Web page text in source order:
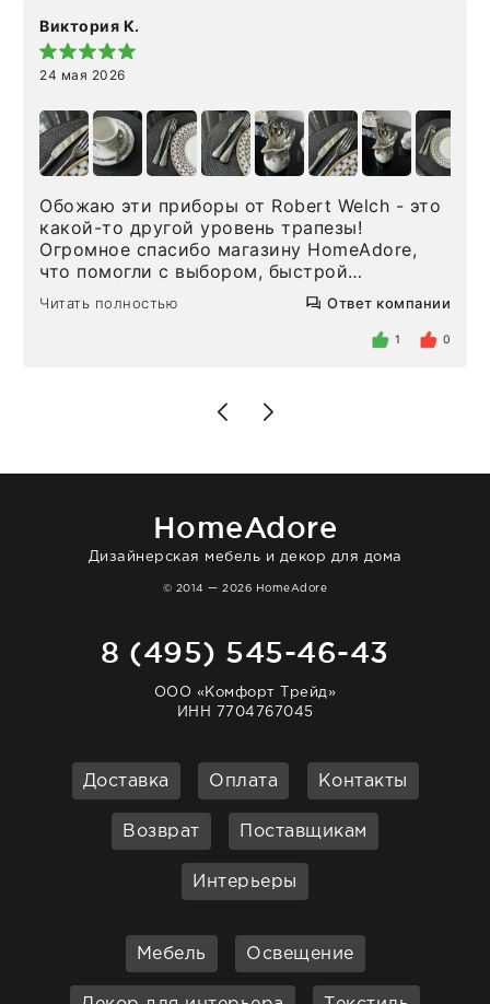
Виктория К.
24 мая 2026
Обожаю эти приборы от Robert Welch - это
какой-то другой уровень трапезы!
Огромное спасибо магазину HomeAdore,
что помогли с выбором, быстрой
доставкой и высоким сервисом. Один раз
была здесь лично, забирала чайные ложки,
внутри очень много антикварной посуды,
Позже заказывала остальные приборы -
доставили сдэком на следующий день к
отвечает очень быстро. Взаимодействием
Читать полностью Ответ компании
1 0
HomeAdore
Дизайнерская мебель и декор для дома
© 2014 — 2026 HomeAdore
8 (495) 545-46-43
ООО «Комфорт Трейд»
ИНН 7704767045
Доставка Оплата Контакты
Возврат Поставщикам
Интерьеры
Мебель Освещение